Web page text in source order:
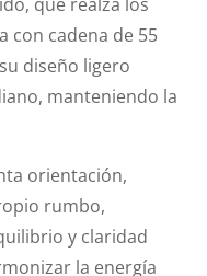
con cadena de 55
diseño ligero
manteniendo la
orientación,
rumbo,
y claridad
la energía